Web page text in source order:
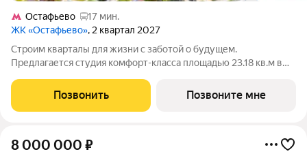
Остафьево
17 мин.
ЖК «Остафьево», 2 квартал 2027
Строим кварталы для жизни с заботой о будущем.
Предлагается студия комфорт-класса площадью 23.18 кв.м в
"Остафьево".Застройщик сдает квартиры с отделкой в
нескольких вариантах: предчистовая,
Позвонить Позвоните мне
8 000 000 ₽